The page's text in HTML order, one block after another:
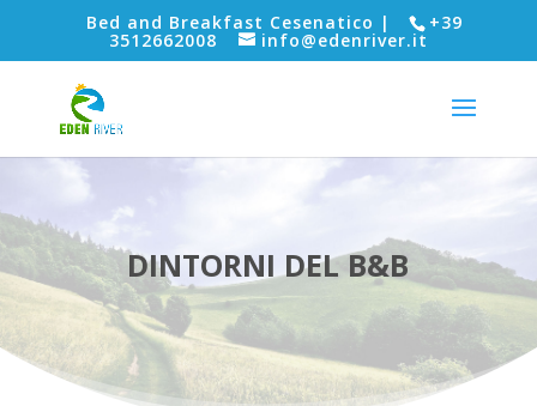
Bed and Breakfast Cesenatico | +39
3512662008 info@edenriver.it
DINTORNI DEL B&B